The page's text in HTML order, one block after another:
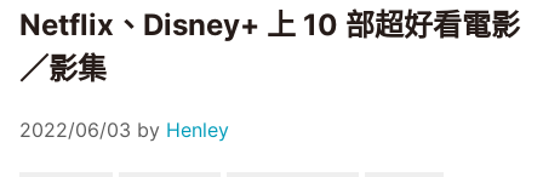
Netflix、Disney+ 上 10 部超好看電影
／影集
2022/06/03 by Henley